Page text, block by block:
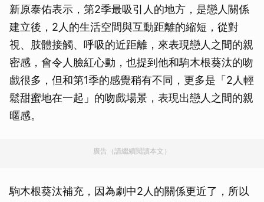
新原泰佑表示，第2季最吸引人的地方，是戀人關係
建立後，2人的生活空間與互動距離的縮短，從對
視、肢體接觸、呼吸的近距離，來表現戀人之間的親
密感，會令人臉紅心動，也提到他和駒木根葵汰的吻
戲很多，但和第1季的感覺稍有不同，更多是「2人輕
鬆甜蜜地在一起」的吻戲場景，表現出戀人之間的親
暱感。
廣告（請繼續閱讀本文）
駒木根葵汰補充，因為劇中2人的關係更近了，所以